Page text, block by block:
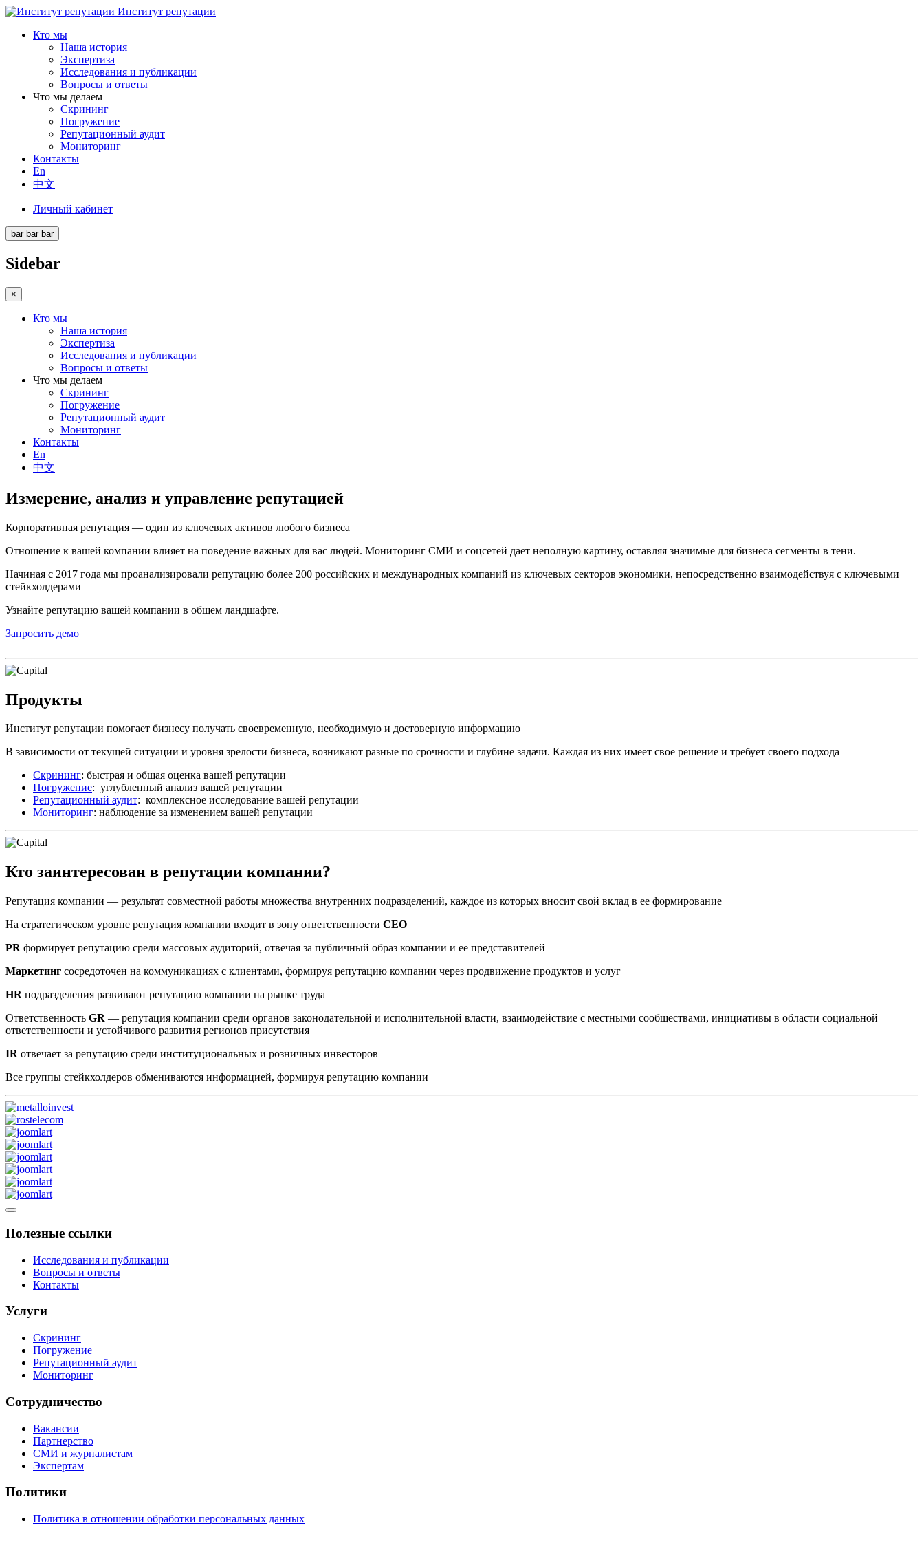
Институт репутации
Кто мы
Наша история
Экспертиза
Исследования и публикации
Вопросы и ответы
Что мы делаем
Скрининг
Погружение
Репутационный аудит
Мониторинг
Контакты
En
中文
Личный кабинет
bar bar bar
Sidebar
×
Кто мы
Наша история
Экспертиза
Исследования и публикации
Вопросы и ответы
Что мы делаем
Скрининг
Погружение
Репутационный аудит
Мониторинг
Контакты
En
中文
Измерение, анализ и управление репутацией
Корпоративная репутация — один из ключевых активов любого бизнеса
Отношение к вашей компании влияет на поведение важных для вас людей. Мониторинг СМИ и соцсетей дает неполную картину, оставляя значимые для бизнеса сегменты в тени.
Начиная с 2017 года мы проанализировали репутацию более 200 российских и международных компаний из ключевых секторов экономики, непосредственно взаимодействуя с ключевыми
стейкхолдерами
Узнайте репутацию вашей компании в общем ландшафте.
Запросить демо
Продукты
Институт репутации помогает бизнесу получать своевременную, необходимую и достоверную информацию
В зависимости от текущей ситуации и уровня зрелости бизнеса, возникают разные по срочности и глубине задачи. Каждая из них имеет свое решение и требует своего подхода
Скрининг: быстрая и общая оценка вашей репутации
Погружение: углубленный анализ вашей репутации
Репутационный аудит: комплексное исследование вашей репутации
Мониторинг: наблюдение за изменением вашей репутации
Кто заинтересован в репутации компании?
Репутация компании — результат совместной работы множества внутренних подразделений, каждое из которых вносит свой вклад в ее формирование
На стратегическом уровне репутация компании входит в зону ответственности CEO
PR формирует репутацию среди массовых аудиторий, отвечая за публичный образ компании и ее представителей
Маркетинг сосредоточен на коммуникациях с клиентами, формируя репутацию компании через продвижение продуктов и услуг
HR подразделения развивают репутацию компании на рынке труда
Ответственность GR — репутация компании среди органов законодательной и исполнительной власти, взаимодействие с местными сообществами, инициативы в области социальной
ответственности и устойчивого развития регионов присутствия
IR отвечает за репутацию среди институциональных и розничных инвесторов
Все группы стейкхолдеров обмениваются информацией, формируя репутацию компании
Полезные ссылки
Исследования и публикации
Вопросы и ответы
Контакты
Услуги
Скрининг
Погружение
Репутационный аудит
Мониторинг
Сотрудничество
Вакансии
Партнерство
СМИ и журналистам
Экспертам
Политики
Политика в отношении обработки персональных данных